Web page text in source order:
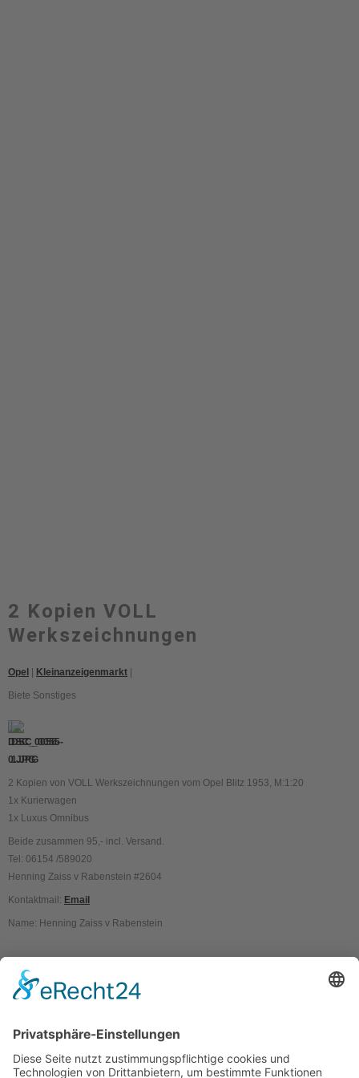
2 Kopien VOLL
Werkszeichnungen
Opel Kleinanzeigenmarkt
Biete Sonstiges
2 Kopien von VOLL Werkszeichnungen vom Opel Blitz 1953, M:1:20
1x Kurierwagen
1x Luxus Omnibus
Beide zusammen 95,- incl. Versand.
Tel: 06154 /589020
Henning Zaiss v Rabenstein #2604
Kontaktmail: Email
Name: Henning Zaiss v Rabenstein
Kontakt
Mitgliederbereich